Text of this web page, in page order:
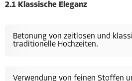
2.1 Klassische Eleganz
Betonung von zeitlosen und
traditionelle Hochzeiten.
Verwendung von feinen Stoffen